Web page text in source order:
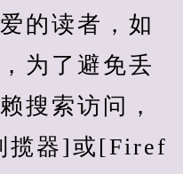
读者，如
为了避免丢
搜索访问，
揽器]或[Firef